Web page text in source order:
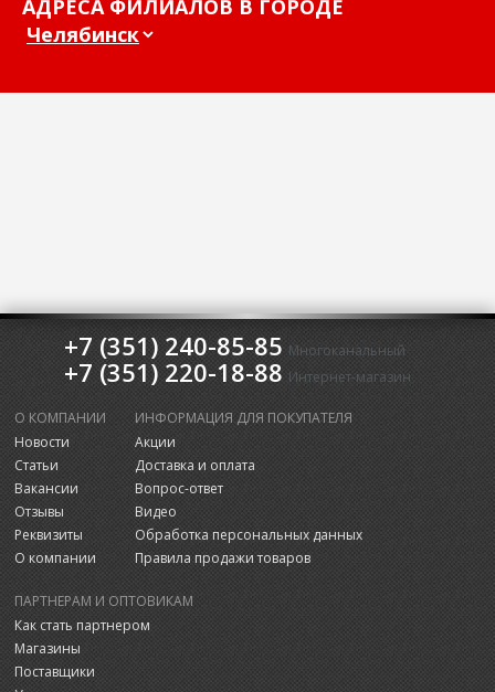
АДРЕСА ФИЛИАЛОВ В ГОРОДЕ
+7 (351) 240-85-85 Многоканальный
+7 (351) 220-18-88 Интернет-магазин
О КОМПАНИИ
Новости
Статьи
Вакансии
Отзывы
Реквизиты
О компании
ИНФОРМАЦИЯ ДЛЯ ПОКУПАТЕЛЯ
Акции
Доставка и оплата
Вопрос-ответ
Видео
Обработка персональных данных
Правила продажи товаров
ПАРТНЕРАМ И ОПТОВИКАМ
Как стать партнером
Магазины
Поставщики